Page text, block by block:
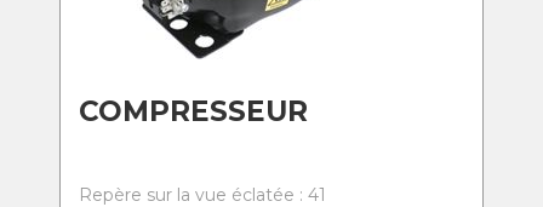
COMPRESSEUR
Repère sur la vue éclatée : 41